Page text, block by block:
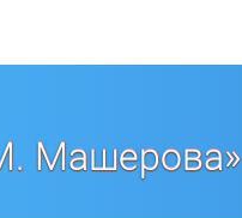
Машерова»